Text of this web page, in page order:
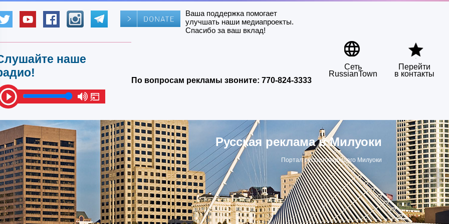
Ваша поддержка помогает
улучшать наши медиапроекты.
Спасибо за ваш вклад!
наше
По вопросам рекламы звоните: 770-824-3333
Сеть
RussianTown
Перейти
в контакты
Русская реклама в Милуоки
Портал русскоговорящего Милуоки
▶